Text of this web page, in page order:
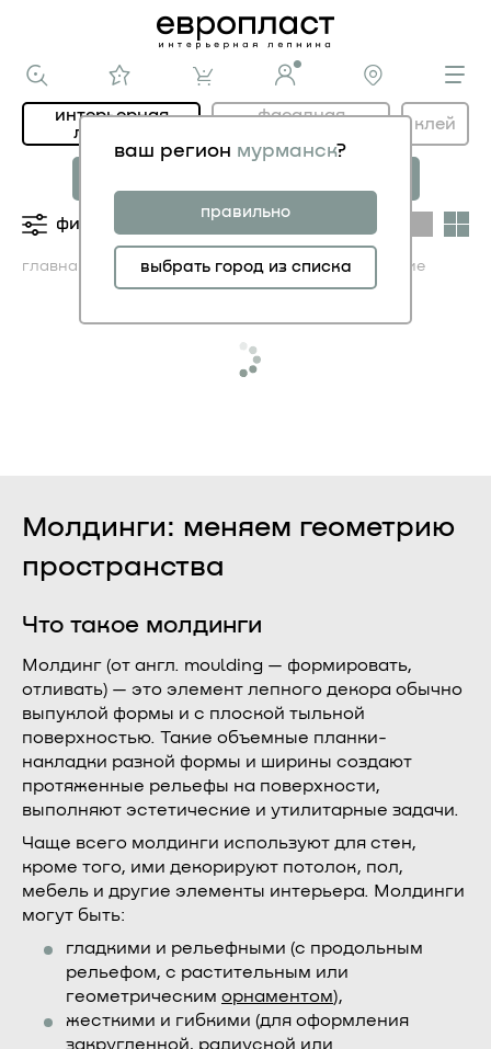
ваш регион мурманск?
правильно
выбрать город из списка
главная каталог ИНТЕРЬЕР молдинги гибкие
интерьерная
лепнина
фасадная
клей
МОДЕРНИСТИК
НОВОЕ АР-ДЕКО
фильтры категории
Молдинги: меняем геометрию
пространства
Что такое молдинги
Молдинг (от англ. moulding — формировать,
отливать) — это элемент лепного декора обычно
выпуклой формы и с плоской тыльной
поверхностью. Такие объемные планки-
накладки разной формы и ширины создают
протяженные рельефы на поверхности,
выполняют эстетические и утилитарные задачи.
Чаще всего молдинги используют для стен,
кроме того, ими декорируют потолок, пол,
мебель и другие элементы интерьера. Молдинги
могут быть:
гладкими и рельефными (с продольным
рельефом, с растительным или
геометрическим орнаментом),
жесткими и гибкими (для оформления
закругленной, радиусной или